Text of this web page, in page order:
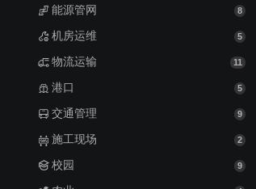
能源管网 8
机房运维 5
物流运输 11
港口 5
交通管理 9
施工现场 2
校园 9